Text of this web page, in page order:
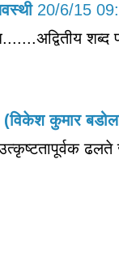
20/6/15
शब्द
कुमार